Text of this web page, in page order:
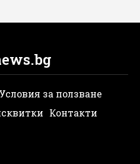
Условия за ползване
Контакти